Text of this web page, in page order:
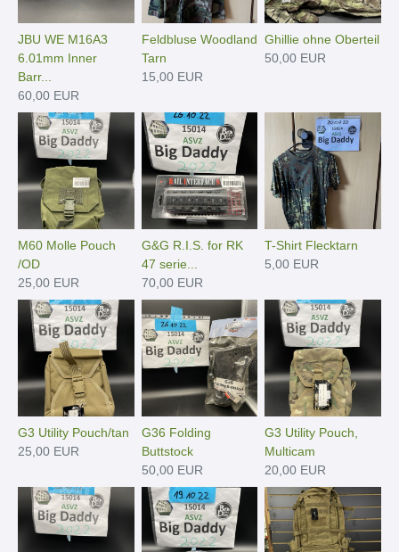
JBU WE M16A3
6.01mm Inner
Barr...
60,00 EUR
Feldbluse Woodland
Tarn
15,00 EUR
Ghillie ohne Oberteil
50,00 EUR
M60 Molle Pouch
/OD
25,00 EUR
G&G R.I.S. for RK
47 serie...
70,00 EUR
T-Shirt Flecktarn
5,00 EUR
G3 Utility Pouch/tan
25,00 EUR
G36 Folding
Buttstock
50,00 EUR
G3 Utility Pouch,
Multicam
20,00 EUR